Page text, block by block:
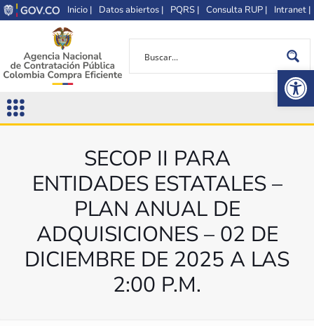
Inicio | Datos abiertos | PQRS | Consulta RUP | Intranet |
SECOP II PARA
ENTIDADES ESTATALES –
PLAN ANUAL DE
ADQUISICIONES – 02 DE
DICIEMBRE DE 2025 A LAS
2:00 P.M.